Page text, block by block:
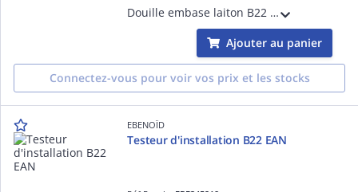
Douille embase laiton B22 double bague EAN, matériau:laiton
Ajouter au panier
Connectez-vous pour voir vos prix et les stocks
EBENOÏD
Testeur d'installation B22 EAN